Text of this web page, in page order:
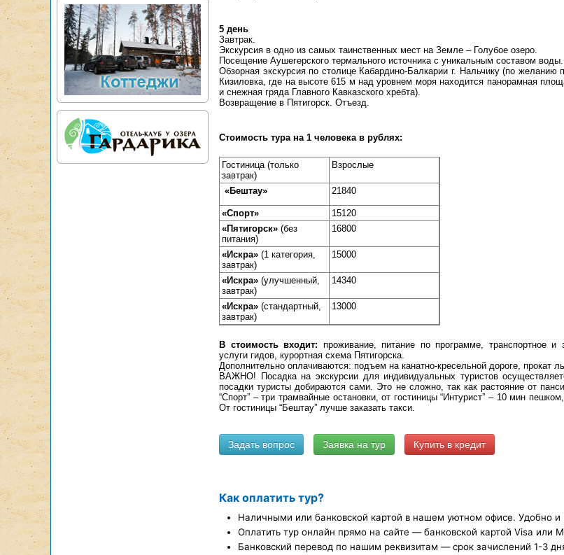
5 день
Завтрак.
Экскурсия в одно из самых таинственных мест на Земле – Голубое озеро.
Посещение Аушегерского термального источника с уникальным составом воды.
Обзорная экскурсия по столице Кабардино-Балкарии г. Нальчику (по
Кизиловка, где на высоте 615 м над уровнем моря находится панорамная
и снежная гряда Главного Кавказского хребта).
Возвращение в Пятигорск. Отъезд.
Стоимость тура на 1 человека в рублях:
Гостиница (только
завтрак)
Взрослые
«Бештау» 21840
«Спорт»
15120
«Пятигорск» (без
питания)
16800
«Искра» (1 категория,
завтрак)
15000
«Искра» (улучшенный,
завтрак)
14340
«Искра» (стандартный,
завтрак)
13000
В стоимость входит: проживание, питание по программе, транспортное и
услуги гидов, курортная схема Пятигорска.
Дополнительно оплачиваются: подъем на канатно-кресельной дороге, прокат
ВАЖНО! Посадка на экскурсии для индивидуальных туристов
посадки туристы добираются сами. Это не сложно, так как растояние от
“Спорт” – три трамвайные остановки, от гостиницы “Интурист” – 10 мин
От гостиницы “Бештау” лучше заказать такси.
Купить в кредит
Как оплатить тур?
Наличными или банковской картой в нашем уютном офисе. Удобно и
Оплатить тур онлайн прямо на сайте — банковской картой Visa или
Банковский перевод по нашим реквизитам — срок зачислений 1-3